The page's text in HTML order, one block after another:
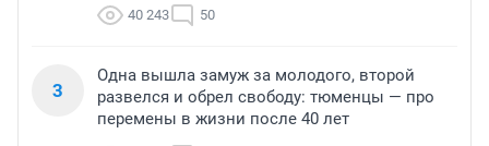
40 243 50
3
Одна вышла замуж за молодого, второй
развелся и обрел свободу: тюменцы — про
перемены в жизни после 40 лет